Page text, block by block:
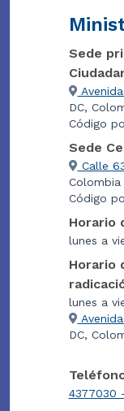
Sede
DC,
Código
Sede
Calle
Colombia
Código
Horario
lunes a
Horario
lunes a
DC,
4377030